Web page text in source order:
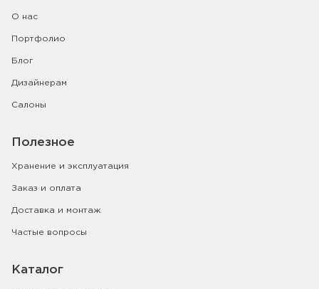
О нас
Портфолио
Блог
Дизайнерам
Салоны
Полезное
Хранение и эксплуатация
Заказ и оплата
Доставка и монтаж
Частые вопросы
Каталог